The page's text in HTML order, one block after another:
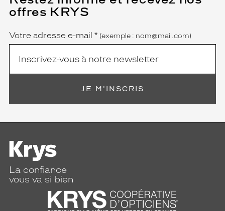
offres KRYS
Name
Votre adresse e-mail *
champ
est
obligatoire)
(exemple : nom@mail.com)
JE M'INSCRIS
La confiance
vous va si bien